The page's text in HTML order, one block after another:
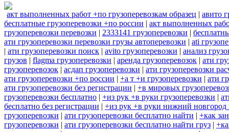
акт выполненных работ +по грузоперевозкам образец | авито
бесплатные грузоперевозки +по россии | акт выполненных
грузоперевозки перевозки | 2333141 грузоперевозки |
ати грузоперевозки перевозки грузы автоперевозки | ati
| ати грузоперевозки поиск | avito грузоперевозки | анализ
грузов | flagma грузоперевозки | аренда грузоперевозок | ати
грузоперевозок | асдап грузоперевозки | ати грузоперевозки
ати грузоперевозки +по россии | +а т +и грузоперевозки | ати
ати грузоперевозки без регистрации | +в мировых
грузоперевозки бесплатно | +из рук +в руки грузоперевозки |
бесплатно без регистрации | +из рук +в руки нижний новгород
грузоперевозки | ати грузоперевозки бесплатно найти | +как
грузоперевозки | ати грузоперевозки бесплатно найти груз |